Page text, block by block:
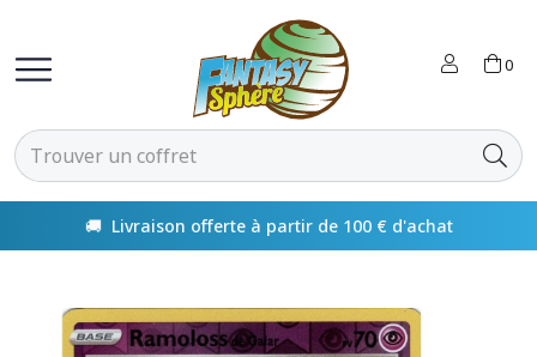
0
🚚 Livraison offerte à partir de 100 € d'achat